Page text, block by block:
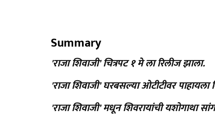
Summary
'राजा शिवाजी' चित्रपट १ मे ला रिलीज झाला.
'राजा शिवाजी' घरबसल्या ओटीटीवर
'राजा शिवाजी' मधून शिवरायांची यशोगाथा